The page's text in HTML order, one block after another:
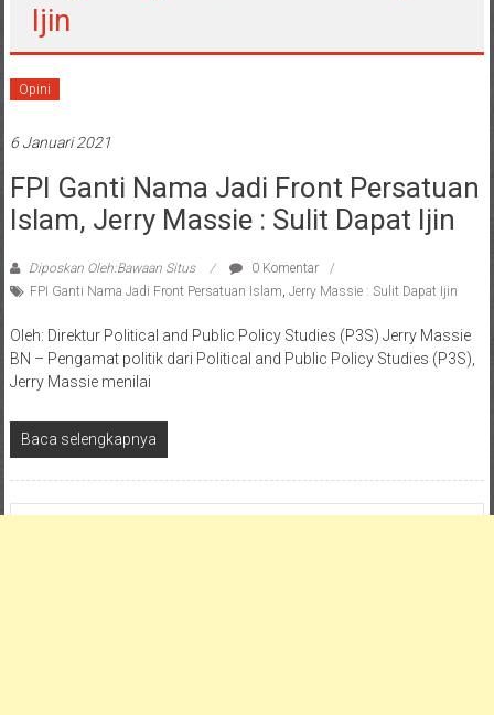
Ijin
Opini
6 Januari 2021
FPI Ganti Nama Jadi Front Persatuan
Islam, Jerry Massie : Sulit Dapat Ijin
Diposkan Oleh:Bawaan Situs
0 Komentar
FPI Ganti Nama Jadi Front Persatuan Islam, Jerry Massie : Sulit Dapat Ijin
Oleh: Direktur Political and Public Policy Studies (P3S) Jerry Massie
BN – Pengamat politik dari Political and Public Policy Studies (P3S),
Jerry Massie menilai
Baca selengkapnya